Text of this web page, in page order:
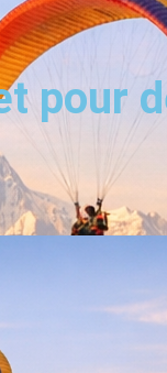
pour